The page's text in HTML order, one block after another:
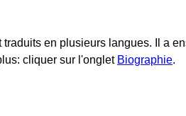
en plusieurs langues. Il a
cliquer sur l'onglet Biographie.